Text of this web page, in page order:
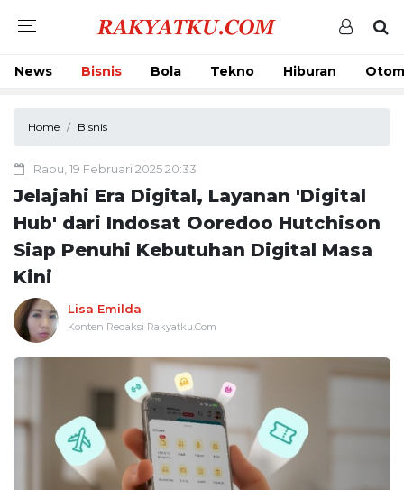
News Bisnis Bola Tekno Hiburan
Home Bisnis
Rabu, 19 Februari 2025 20:33
Jelajahi Era Digital, Layanan 'Digital
Hub' dari Indosat Ooredoo Hutchison
Siap Penuhi Kebutuhan Digital Masa
Kini
Lisa Emilda
Konten Redaksi Rakyatku.Com